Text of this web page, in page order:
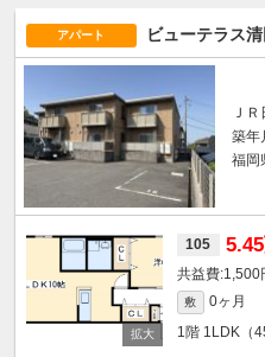
アパート ビューテラス
Ｊ
築年
福岡
105
1,500
敷 0ヶ月
1階 1LDK（